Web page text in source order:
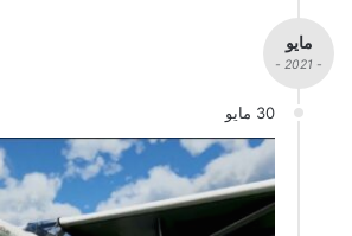
مايو
- 2021 -
30 مايو